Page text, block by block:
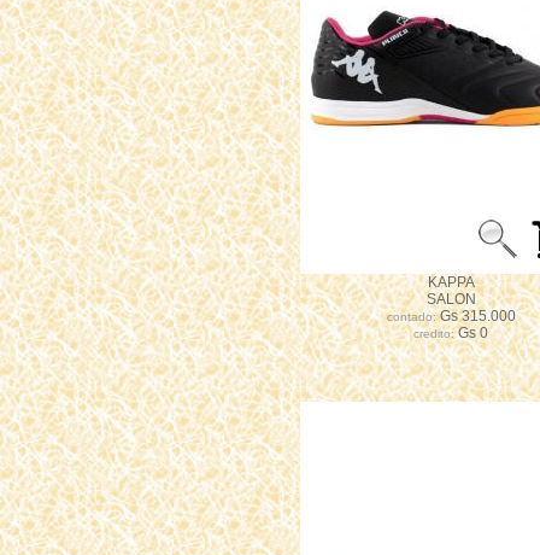
KAPPA
SALON
contado:Gs 315.000
credito:Gs 0